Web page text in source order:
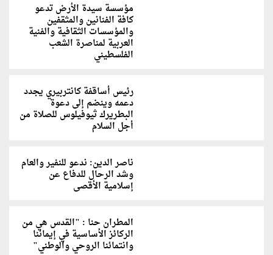
مؤسسة سيدة الأرض تدعو
كافة الفنانين والمثقفين
والمؤسسات الثقافية والفنية
العربية لمناصرة الشعب
الفلسطيني
رئيس أساقفة كانتربيري يجدد
دعمه وينضم إلى دعوة
البطريرك ثيوفيلوس للصلاة من
أجل السلام
ناصر الدين: ندعو للنفير والعام
وشد الرحال للدفاع عن
إسلامية الأقصى
المطران حنا : "القدس هي من
الركائز الأساسية في إيماننا
وانتمائنا الروحي والوطني"